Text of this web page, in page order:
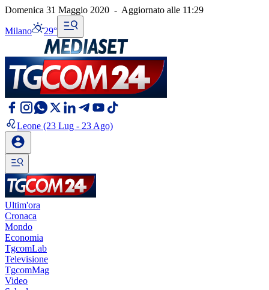
Domenica 31 Maggio 2020 - Aggiornato alle 11:29
Milano 29°
Leone (23 Lug - 23 Ago)
Ultim'ora
Cronaca
Mondo
Economia
TgcomLab
Televisione
TgcomMag
Video